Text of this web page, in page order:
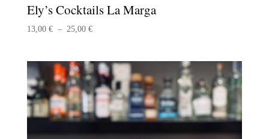
Ely’s Cocktails La Marga
13,00 € – 25,00 €Plage
13,00 €
25,00 €